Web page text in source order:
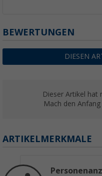
BEWERTUNGEN
DIESEN
Dieser Artikel hat
Mach den
ARTIKELMERKMALE